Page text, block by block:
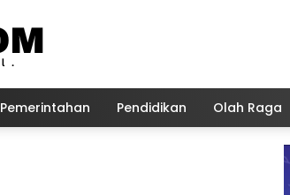
Pemerintahan Pendidikan Olah Raga